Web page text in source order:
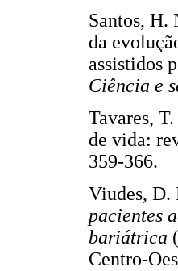
Santos, H.
da
assistidos
Ciência e
Tavares,
de vida:
359-
Viudes, D.
pacientes
bariátrica
Centro-